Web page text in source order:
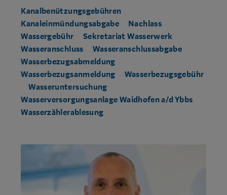
Kanalbenützungsgebühren
Kanaleinmündungsabgabe
Nachlass
Wassergebühr
Sekretariat Wasserwerk
Wasseranschluss
Wasseranschlussabgabe
Wasserbezugsabmeldung
Wasserbezugsanmeldung
Wasserbezugsgebühr
Wasseruntersuchung
Wasserversorgungsanlage Waidhofen a/d Ybbs
Wasserzählerablesung